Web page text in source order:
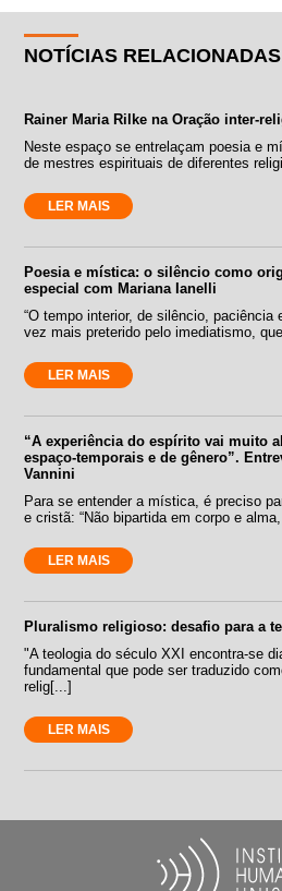
NOTÍCIAS RELACIONADAS
Rainer Maria Rilke na Oração inter-
Neste espaço se entrelaçam poesia e
de mestres espirituais de diferentes
LER MAIS
Poesia e mística: o silêncio como
especial com Mariana Ianelli
“O tempo interior, de silêncio,
vez mais preterido pelo imediatismo,
LER MAIS
“A experiência do espírito vai muito
espaço-temporais e de gênero”.
Vannini
Para se entender a mística, é preciso
e cristã: “Não bipartida em corpo e
LER MAIS
Pluralismo religioso: desafio para a
"A teologia do século XXI encontra-se
fundamental que pode ser traduzido
relig[...]
LER MAIS